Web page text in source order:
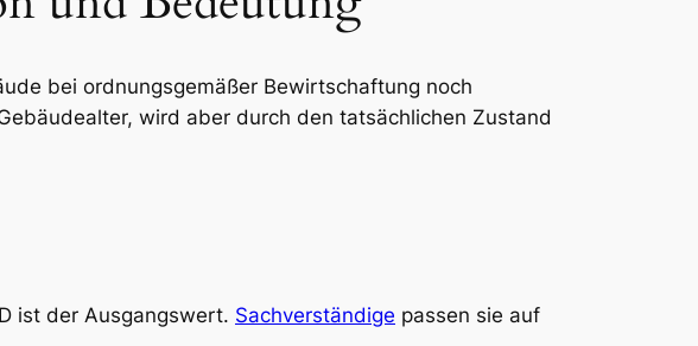
bei ordnungsgemäßer Bewirtschaftung noch
wird aber durch den tatsächlichen Zustand
ist der Ausgangswert. Sachverständige passen sie auf